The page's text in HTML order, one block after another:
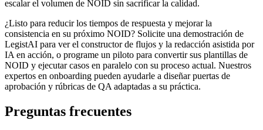
escalar el volumen de NOID sin sacrificar la calidad.
¿Listo para reducir los tiempos de respuesta y mejorar la
consistencia en su próximo NOID? Solicite una demostración de
LegistAI para ver el constructor de flujos y la redacción asistida por
IA en acción, o programe un piloto para convertir sus plantillas de
NOID y ejecutar casos en paralelo con su proceso actual. Nuestros
expertos en onboarding pueden ayudarle a diseñar puertas de
aprobación y rúbricas de QA adaptadas a su práctica.
Preguntas frecuentes